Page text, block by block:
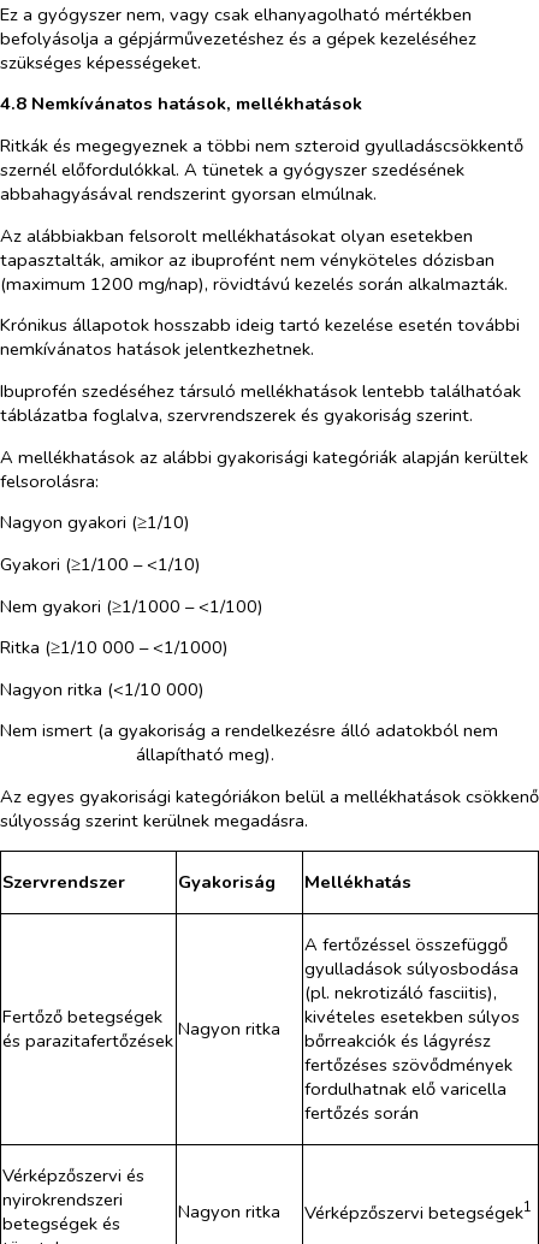
Ez a gyógyszer nem, vagy csak elhanyagolható mértékben
befolyásolja a gépjárművezetéshez és a gépek kezeléséhez
szükséges képességeket.
4.8 Nemkívánatos hatások, mellékhatások
Ritkák és megegyeznek a többi nem szteroid gyulladáscsökkentő
szernél előfordulókkal. A tünetek a gyógyszer szedésének
abbahagyásával rendszerint gyorsan elmúlnak.
Az alábbiakban felsorolt mellékhatásokat olyan esetekben
tapasztalták, amikor az ibuprofént nem vényköteles dózisban
(maximum 1200 mg/nap), rövidtávú kezelés során alkalmazták.
Krónikus állapotok hosszabb ideig tartó kezelése esetén további
nemkívánatos hatások jelentkezhetnek.
Ibuprofén szedéséhez társuló mellékhatások lentebb találhatóak
táblázatba foglalva, szervrendszerek és gyakoriság szerint.
A mellékhatások az alábbi gyakorisági kategóriák alapján kerültek
felsorolásra:
Nagyon gyakori (≥1/10)
Gyakori (≥1/100 –<1/10)
Nem gyakori (≥1/1000 –<1/100)
Ritka (≥1/10 000 –<1/1000)
Nagyon ritka (<1/10 000)
Nem ismert (a gyakoriság a rendelkezésre álló adatokból nem
állapítható meg).
Az egyes gyakorisági kategóriákon belül a mellékhatások csökkenő
súlyosság szerint kerülnek megadásra.
Szervrendszer Gyakoriság Mellékhatás
Fertőző betegségek
és parazitafertőzések Nagyon ritka
A fertőzéssel összefüggő
gyulladások súlyosbodása
(pl. nekrotizáló fasciitis),
kivételes esetekben súlyos
bőrreakciók és lágyrész
fertőzéses szövődmények
fordulhatnak elő varicella
fertőzés során
Vérképzőszervi és
nyirokrendszeri
betegségek és
Nagyon ritka Vérképzőszervi betegségek1